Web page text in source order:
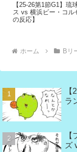
【25-26第1節G1】琉
ス vs 横浜ビー・コル
の反応】
ホーム Bリ
ラ
ズ